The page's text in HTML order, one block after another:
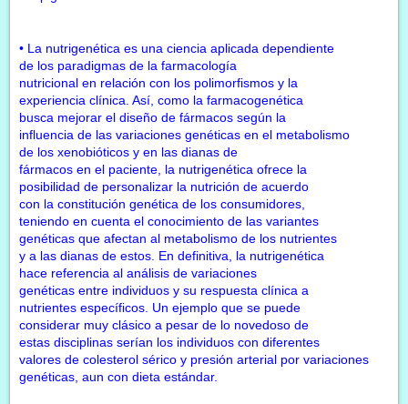
• La nutrigenética es una ciencia aplicada dependiente
de los paradigmas de la farmacología
nutricional en relación con los polimorfismos y la
experiencia clínica. Así, como la farmacogenética
busca mejorar el diseño de fármacos según la
influencia de las variaciones genéticas en el metabolismo
de los xenobióticos y en las dianas de
fármacos en el paciente, la nutrigenética ofrece la
posibilidad de personalizar la nutrición de acuerdo
con la constitución genética de los consumidores,
teniendo en cuenta el conocimiento de las variantes
genéticas que afectan al metabolismo de los nutrientes
y a las dianas de estos. En definitiva, la nutrigenética
hace referencia al análisis de variaciones
genéticas entre individuos y su respuesta clínica a
nutrientes específicos. Un ejemplo que se puede
considerar muy clásico a pesar de lo novedoso de
estas disciplinas serían los individuos con diferentes
valores de colesterol sérico y presión arterial por variaciones
genéticas, aun con dieta estándar.